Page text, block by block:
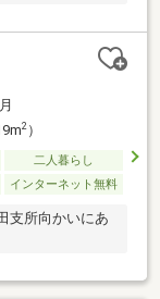
2）
二人暮らし
インターネット無料
支所向かいにあ